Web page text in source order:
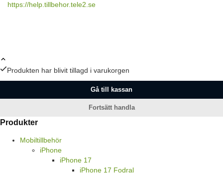
https://help.tillbehor.tele2.se
Produkten har blivit tillagd i varukorgen
Gå till kassan
Fortsätt handla
Produkter
Mobiltillbehör
iPhone
iPhone 17
iPhone 17 Fodral